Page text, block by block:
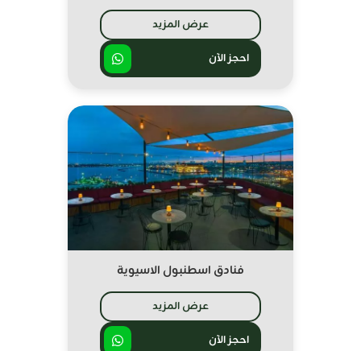
عرض المزيد
احجز الآن
فنادق اسطنبول الاسيوية
عرض المزيد
احجز الآن